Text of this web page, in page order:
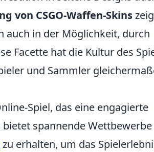
von CSGO-Waffen-Skins
auch in der Möglichkeit, durch
Facette hat die Kultur des
und Sammler
Spiel, das eine engagierte
spannende Wettbewerbe
zu erhalten, um das